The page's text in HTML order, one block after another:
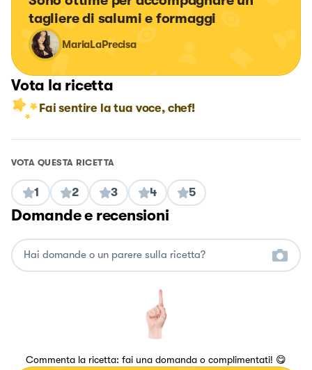
tagliere di salumi e formaggi
MariaLaPrecisa
Vota la ricetta
Fai sentire la tua voce, chef!
VOTA QUESTA RICETTA
1 2 3 4 5
Domande e recensioni
Commenta la ricetta: fai una domanda o complimentati! 😋